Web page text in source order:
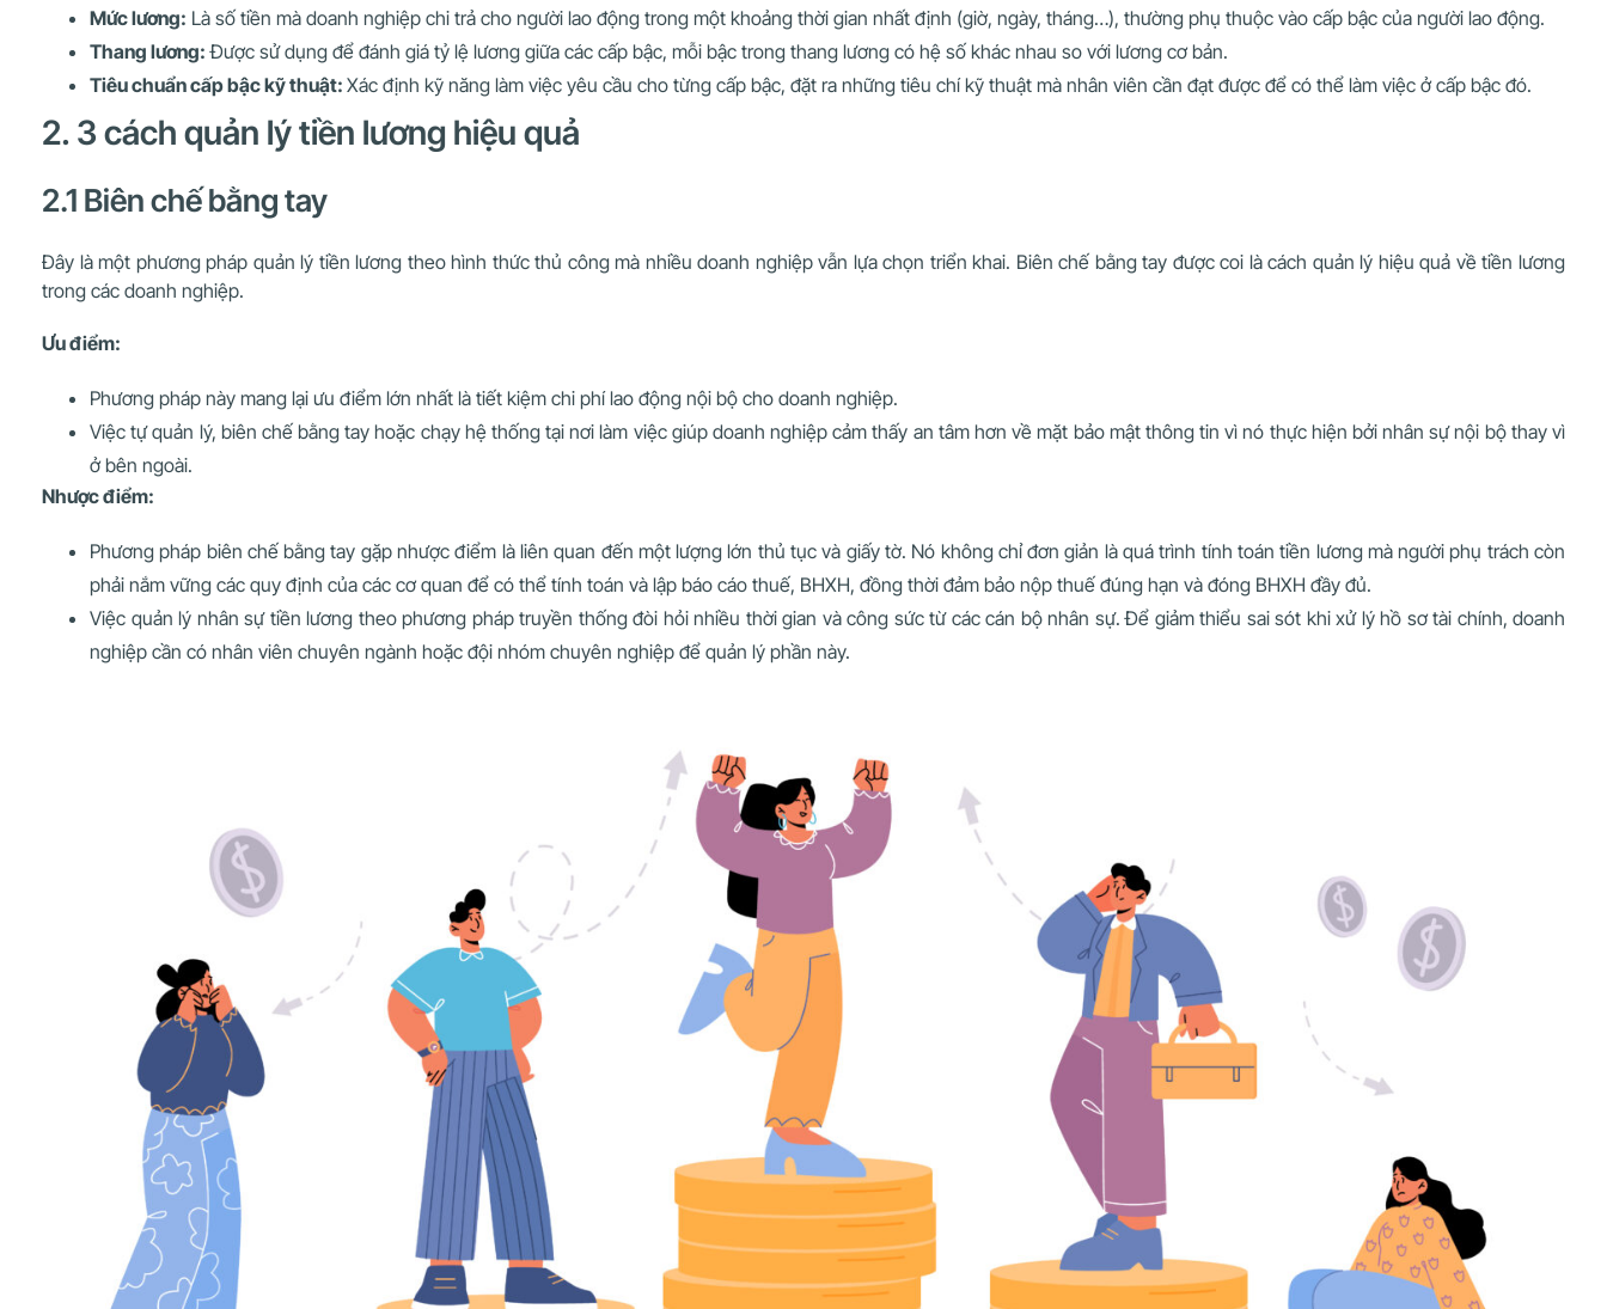
Mức lương: Là số tiền mà doanh nghiệp chi trả cho người lao động trong một khoảng thời gian nhất định (giờ, ngày, tháng…), thường phụ thuộc vào cấp bậc của người lao động.
Thang lương: Được sử dụng để đánh giá tỷ lệ lương giữa các cấp bậc, mỗi bậc trong thang lương có hệ số khác nhau so với lương cơ bản.
Tiêu chuẩn cấp bậc kỹ thuật: Xác định kỹ năng làm việc yêu cầu cho từng cấp bậc, đặt ra những tiêu chí kỹ thuật mà nhân viên cần đạt được để có thể làm việc ở cấp bậc đó.
2. 3 cách quản lý tiền lương hiệu quả
2.1 Biên chế bằng tay
Đây là một phương pháp quản lý tiền lương theo hình thức thủ công mà nhiều doanh nghiệp vẫn lựa chọn triển khai. Biên chế bằng tay được coi là cách quản lý hiệu quả về tiền lương
trong các doanh nghiệp.
Ưu điểm:
Phương pháp này mang lại ưu điểm lớn nhất là tiết kiệm chi phí lao động nội bộ cho doanh nghiệp.
Việc tự quản lý, biên chế bằng tay hoặc chạy hệ thống tại nơi làm việc giúp doanh nghiệp cảm thấy an tâm hơn về mặt bảo mật thông tin vì nó thực hiện bởi nhân sự nội bộ thay vì
ở bên ngoài.
Nhược điểm:
Phương pháp biên chế bằng tay gặp nhược điểm là liên quan đến một lượng lớn thủ tục và giấy tờ. Nó không chỉ đơn giản là quá trình tính toán tiền lương mà người phụ trách còn
phải nắm vững các quy định của các cơ quan để có thể tính toán và lập báo cáo thuế, BHXH, đồng thời đảm bảo nộp thuế đúng hạn và đóng BHXH đầy đủ.
Việc quản lý nhân sự tiền lương theo phương pháp truyền thống đòi hỏi nhiều thời gian và công sức từ các cán bộ nhân sự. Để giảm thiểu sai sót khi xử lý hồ sơ tài chính, doanh
nghiệp cần có nhân viên chuyên ngành hoặc đội nhóm chuyên nghiệp để quản lý phần này.